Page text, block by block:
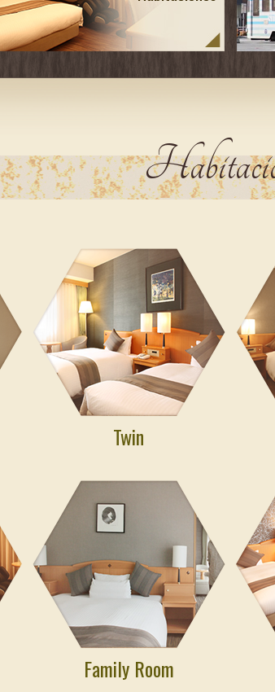
Twin
Family Room